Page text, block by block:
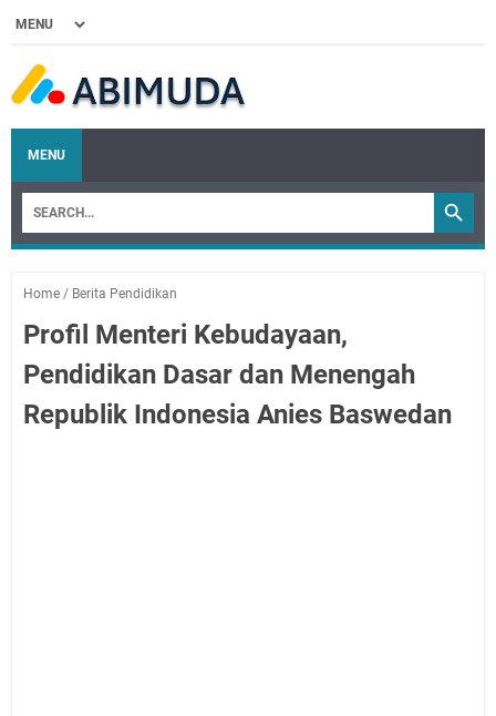
MENU
Home / Berita Pendidikan
Profil Menteri Kebudayaan,
Pendidikan Dasar dan Menengah
Republik Indonesia Anies Baswedan